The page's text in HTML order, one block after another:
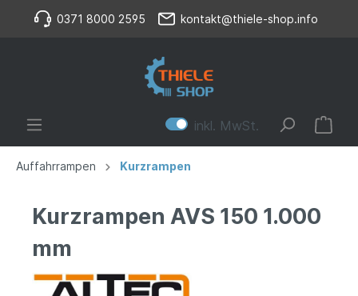
0371 8000 2595 kontakt@thiele-shop.info
inkl. MwSt.
Auffahrrampen Kurzrampen
Kurzrampen AVS 150 1.000
mm